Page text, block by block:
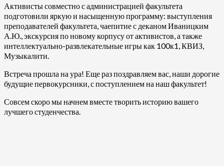
Активисты совместно с администрацией факультета
подготовили яркую и насыщенную программу: выступления
преподавателей факультета, чаепитие с деканом Иваницким
А.Ю., экскурсия по новому корпусу от активистов, а также
интеллектуально-развлекательные игры как 100к1, КВИЗ,
Музыкалити.
Встреча прошла на ура! Еще раз поздравляем вас, наши дорогие
будущие первокурсники, с поступлением на наш факультет!
Совсем скоро мы начнем вместе творить историю вашего
лучшего студенчества.